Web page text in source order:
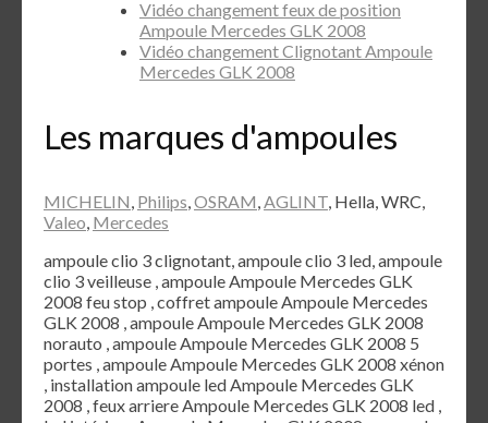
Vidéo changement feux de position
Ampoule Mercedes GLK 2008
Vidéo changement Clignotant Ampoule
Mercedes GLK 2008
Les marques d'ampoules
MICHELIN, Philips,OSRAM,AGLINT, Hella, WRC,
Valeo, Mercedes
ampoule clio 3 clignotant, ampoule clio 3 led, ampoule
clio 3 veilleuse , ampoule Ampoule Mercedes GLK
2008 feu stop , coffret ampoule Ampoule Mercedes
GLK 2008 , ampoule Ampoule Mercedes GLK 2008
norauto , ampoule Ampoule Mercedes GLK 2008 5
portes , ampoule Ampoule Mercedes GLK 2008 xénon
, installation ampoule led Ampoule Mercedes GLK
2008 , feux arriere Ampoule Mercedes GLK 2008 led ,